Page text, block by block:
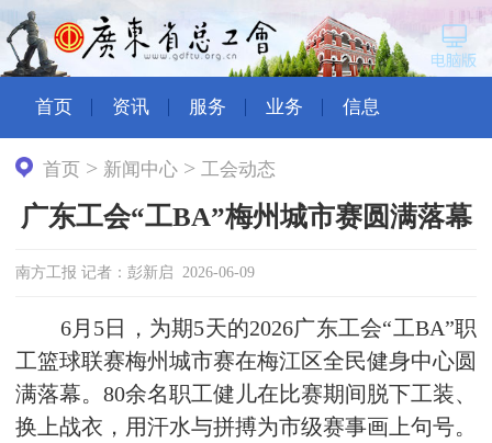
首页 资讯 服务 业务 信息
首页 > 新闻中心 > 工会动态
广东工会“工BA”梅州城市赛圆满落幕
南方工报 记者：彭新启 2026-06-09
6月5日，为期5天的2026广东工会“工BA”职
工篮球联赛梅州城市赛在梅江区全民健身中心圆
满落幕。80余名职工健儿在比赛期间脱下工装、
换上战衣，用汗水与拼搏为市级赛事画上句号。